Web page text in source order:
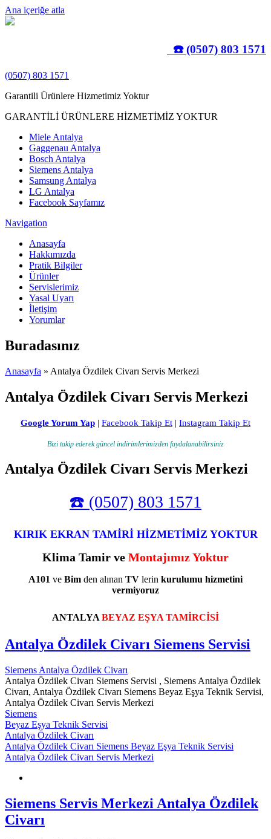
Ana içeriğe atla
☎️ (0507) 803 1571
(0507) 803 1571
Garantili Ürünlere Hizmetimiz Yoktur
GARANTİLİ ÜRÜNLERE HİZMETİMİZ YOKTUR
Miele Antalya
Gaggenau Antalya
Bosch Antalya
Siemens Antalya
Samsung Antalya
LG Antalya
Facebook Sayfamız
Navigation
Anasayfa
Hakkımızda
Pratik Bilgiler
Ürünler
Servislerimiz
Yasal Uyarı
İletişim
Yorumlar
Buradasınız
Anasayfa » Antalya Özdilek Civarı Servis Merkezi
Antalya Özdilek Civarı Servis Merkezi
Google Yorum Yap | Facebook Takip Et | Instagram Takip Et
Bizi takip ederek güncel indirimlerimizden faydalanabilirsiniz
Antalya Özdilek Civarı Servis Merkezi
☎️ (0507) 803 1571
KIRIK EKRAN TAMİRİ HİZMETİMİZ YOKTUR
Klima Tamir ve Montajımız Yoktur
A101 ve Bim den alınan TV lerin kurulumu hizmetini
vermiyoruz
ANTALYA BEYAZ EŞYA TAMİRCİSİ
Antalya Özdilek Civarı Siemens Servisi
Siemens Antalya Özdilek Civarı
Antalya Özdilek Civarı Siemens Servisi , Siemens Antalya Özdilek
Civarı, Antalya Özdilek Civarı Siemens Beyaz Eşya Teknik Servisi,
Antalya Özdilek Civarı Servis Merkezi
Siemens
Beyaz Eşya Teknik Servisi
Antalya Özdilek Civarı
Antalya Özdilek Civarı Siemens Beyaz Eşya Teknik Servisi
Antalya Özdilek Civarı Servis Merkezi
Siemens Servis Merkezi Antalya Özdilek
Civarı